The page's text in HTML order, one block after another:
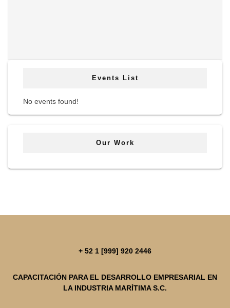
Events List
No events found!
Our Work
+ 52 1 [999] 920 2446
CAPACITACIÓN PARA EL DESARROLLO EMPRESARIAL EN
LA INDUSTRIA MARÍTIMA S.C.